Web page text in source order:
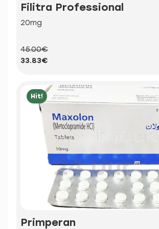
Filitra Professional
20mg
45.00€
33.83€
Hit!
Primperan